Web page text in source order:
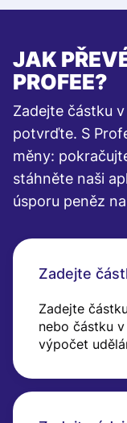
JAK
PROFEE?
Zadejte částku
potvrďte. S
měny:
stáhněte naši
úsporu peněz
Zadejte
Zadejte
nebo částku
výpočet